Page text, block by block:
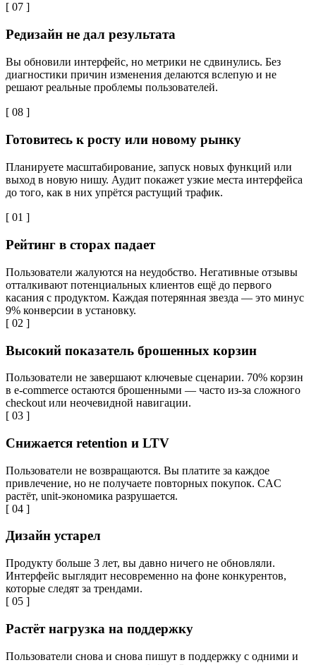
[ 07 ]
Редизайн не дал результата
Вы обновили интерфейс, но метрики не сдвинулись. Без
диагностики причин изменения делаются вслепую и не
решают реальные проблемы пользователей.
[ 08 ]
Готовитесь к росту или новому рынку
Планируете масштабирование, запуск новых функций или
выход в новую нишу. Аудит покажет узкие места интерфейса
до того, как в них упрётся растущий трафик.
[ 01 ]
Рейтинг в сторах падает
Пользователи жалуются на неудобство. Негативные отзывы
отталкивают потенциальных клиентов ещё до первого
касания с продуктом. Каждая потерянная звезда — это минус
9% конверсии в установку.
[ 02 ]
Высокий показатель брошенных корзин
Пользователи не завершают ключевые сценарии. 70% корзин
в e-commerce остаются брошенными — часто из-за сложного
checkout или неочевидной навигации.
[ 03 ]
Снижается retention и LTV
Пользователи не возвращаются. Вы платите за каждое
привлечение, но не получаете повторных покупок. CAC
растёт, unit-экономика разрушается.
[ 04 ]
Дизайн устарел
Продукту больше 3 лет, вы давно ничего не обновляли.
Интерфейс выглядит несовременно на фоне конкурентов,
которые следят за трендами.
[ 05 ]
Растёт нагрузка на поддержку
Пользователи снова и снова пишут в поддержку с одними и